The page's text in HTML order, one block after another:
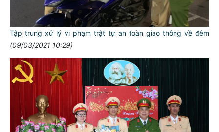
Tập trung xử lý vi phạm trật tự an toàn giao thông về đêm
(09/03/2021 10:29)